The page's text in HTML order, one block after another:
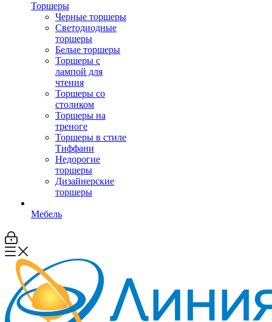
Торшеры
Черные торшеры
Светодиодные
торшеры
Белые торшеры
Торшеры с
лампой для
чтения
Торшеры со
столиком
Торшеры на
треноге
Торшеры в стиле
Тиффани
Недорогие
торшеры
Дизайнерские
торшеры
Мебель